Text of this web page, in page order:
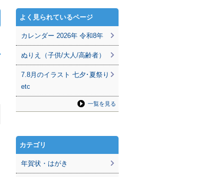
よく見られているページ
カレンダー 2026年 令和8年
ぬりえ（子供/大人/高齢者）
7.8月のイラスト 七夕･夏祭り
etc
一覧を見る
カテゴリ
年賀状・はがき